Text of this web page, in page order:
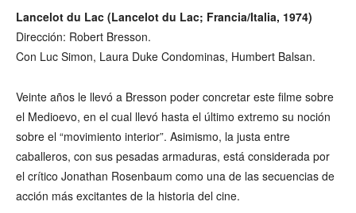
Lancelot du Lac (Lancelot du Lac; Francia/Italia, 1974)
Dirección: Robert Bresson.
Con Luc Simon, Laura Duke Condominas, Humbert Balsan.
Veinte años le llevó a Bresson poder concretar este filme sobre
el Medioevo, en el cual llevó hasta el último extremo su noción
sobre el “movimiento interior”. Asimismo, la justa entre
caballeros, con sus pesadas armaduras, está considerada por
el crítico Jonathan Rosenbaum como una de las secuencias de
acción más excitantes de la historia del cine.